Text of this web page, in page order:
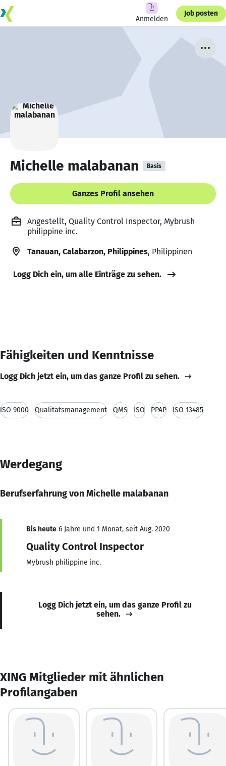
Anmelden
Job posten
Michelle malabanan Basis
Ganzes Profil ansehen
Angestellt, Quality Control Inspector, Mybrush
philippine inc.
Tanauan, Calabarzon, Philippines, Philippinen
Logg Dich ein, um alle Einträge zu sehen.
Fähigkeiten und Kenntnisse
Logg Dich jetzt ein, um das ganze Profil zu sehen.
ISO 9000 Qualitätsmanagement QMS ISO PPAP ISO 13485
Werdegang
Berufserfahrung von Michelle malabanan
Bis heute 6 Jahre und 1 Monat, seit Aug. 2020
Quality Control Inspector
Mybrush philippine inc.
Logg Dich jetzt ein, um das ganze Profil zu
sehen.
XING Mitglieder mit ähnlichen
Profilangaben